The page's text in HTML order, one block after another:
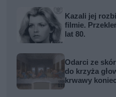
Kazali jej
filmie.
lat 80.
Odarci ze
do krzyża
krwawy